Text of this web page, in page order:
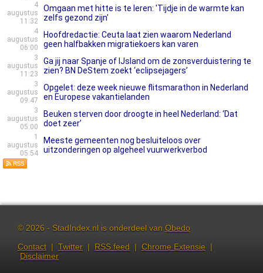
4
augustus
11:32
Omgaan met hitte is te leren: 'Tijdje in de warmte kan
zelfs gezond zijn'
4
augustus
06:00
Hoofdredactie: Ceuta laat zien waarom Nederland
geen halfbakken migratiekoers kan varen
3
augustus
11:23
Ga jij naar Spanje of IJsland om de zonsverduistering te
zien? BN DeStem zoekt ‘eclipsejagers’
3
augustus
09:47
Opgelet: deze week nieuwe flitsmarathon in Nederland
en Europese vakantielanden
3
augustus
05:00
Beuken sterven door droogte in heel Nederland: ‘Dat
doet zeer’
1
augustus
05:54
Meeste gemeenten nog besluiteloos over
uitzonderingen op algeheel vuurwerkverbod
© 2026 - StadIndex.nl is onderdeel van Obedo
Contact | Twitter | RSS feed | Chrome Extensie |
Disclaimer